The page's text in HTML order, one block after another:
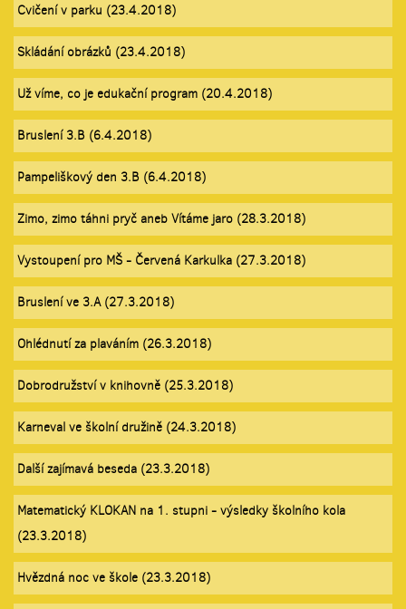
Cvičení v parku (23.4.2018)
Skládání obrázků (23.4.2018)
Už víme, co je edukační program (20.4.2018)
Bruslení 3.B (6.4.2018)
Pampeliškový den 3.B (6.4.2018)
Zimo, zimo táhni pryč aneb Vítáme jaro (28.3.2018)
Vystoupení pro MŠ - Červená Karkulka (27.3.2018)
Bruslení ve 3.A (27.3.2018)
Ohlédnutí za plaváním (26.3.2018)
Dobrodružství v knihovně (25.3.2018)
Karneval ve školní družině (24.3.2018)
Další zajímavá beseda (23.3.2018)
Matematický KLOKAN na 1. stupni - výsledky školního kola
(23.3.2018)
Hvězdná noc ve škole (23.3.2018)